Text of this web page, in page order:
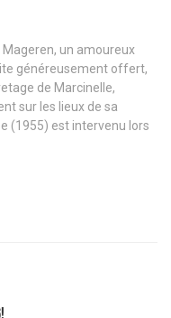
un amoureux
généreusement offert,
de Marcinelle,
sur les lieux de sa
(1955) est intervenu lors